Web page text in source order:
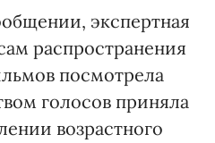
экспертная
распространения
посмотрела
голосов приняла
возрастного